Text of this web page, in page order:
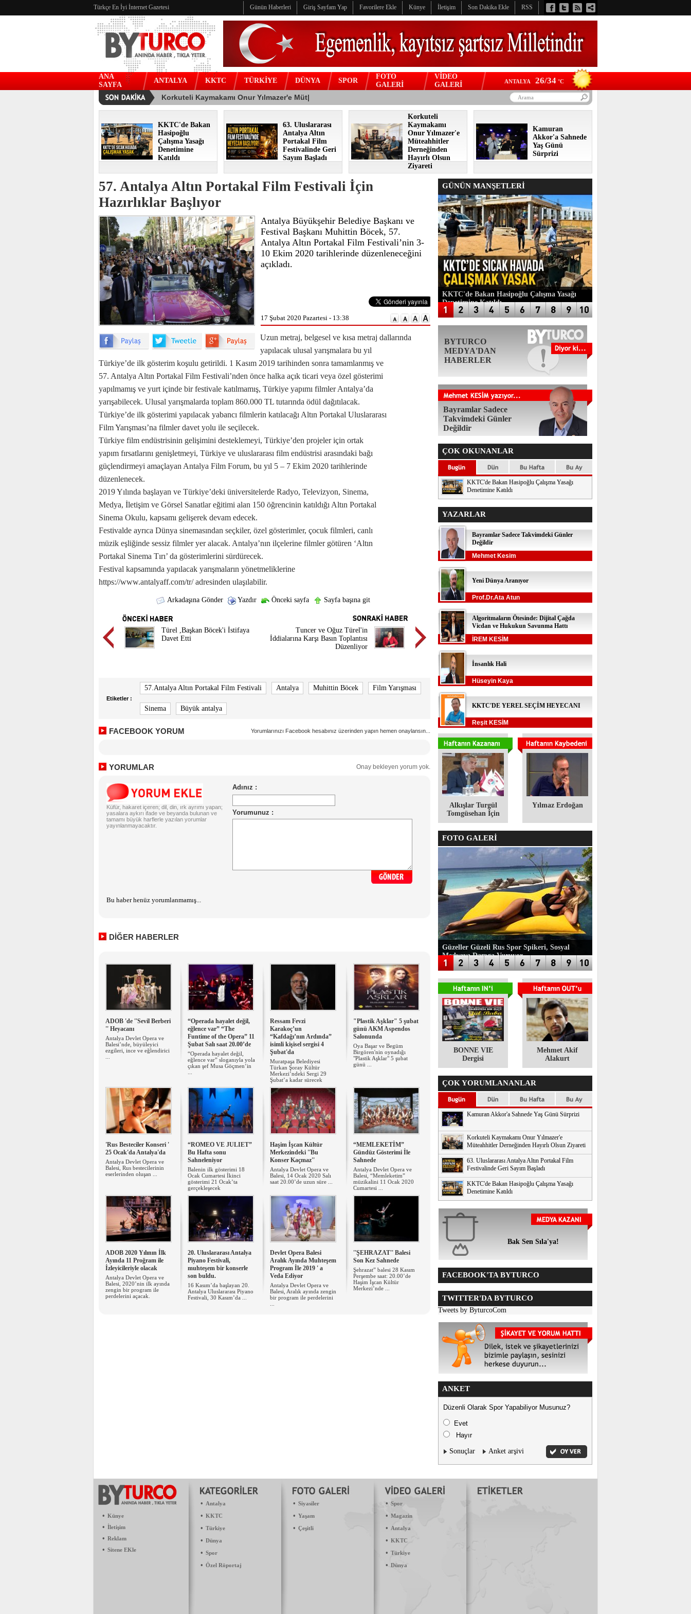
Türkçe En İyi İnternet Gazetesi Günün Haberleri Giriş Sayfam Yap Favorilere Ekle Künye İletişim Son Dakika Ekle RSS
ANA
SAYFA
ANTALYA KKTC TÜRKİYE DÜNYA SPOR
FOTO
GALERİ
VİDEO
GALERİ
ANTALYA 26/34 °C
KKTC'de Bakan
Hasipoğlu
Çalışma Yasağı
Denetimine
Katıldı
63. Uluslararası
Antalya Altın
Portakal Film
Festivalinde Geri
Sayım Başladı
Korkuteli
Kaymakamı
Onur Yılmazer'e
Müteahhitler
Derneğinden
Hayırlı Olsun
Ziyareti
Kamuran
Akkor'a Sahnede
Yaş Günü
Sürprizi
57. Antalya Altın Portakal Film Festivali İçin
Hazırlıklar Başlıyor
Antalya Büyükşehir Belediye Başkanı ve
Festival Başkanı Muhittin Böcek, 57.
Antalya Altın Portakal Film Festivali’nin 3-
10 Ekim 2020 tarihlerinde düzenleneceğini
açıkladı.
17 Şubat 2020 Pazartesi - 13:38
Uzun metraj, belgesel ve kısa metraj dallarında
yapılacak ulusal yarışmalara bu yıl
Türkiye’de ilk gösterim koşulu getirildi. 1 Kasım 2019 tarihinden sonra tamamlanmış ve
57. Antalya Altın Portakal Film Festivali’nden önce halka açık ticari veya özel gösterimi
yapılmamış ve yurt içinde bir festivale katılmamış, Türkiye yapımı filmler Antalya’da
yarışabilecek. Ulusal yarışmalarda toplam 860.000 TL tutarında ödül dağıtılacak.
Türkiye’de ilk gösterimi yapılacak yabancı filmlerin katılacağı Altın Portakal Uluslararası
Film Yarışması’na filmler davet yolu ile seçilecek.
Türkiye film endüstrisinin gelişimini desteklemeyi, Türkiye’den projeler için ortak
yapım fırsatlarını genişletmeyi, Türkiye ve uluslararası film endüstrisi arasındaki bağı
güçlendirmeyi amaçlayan Antalya Film Forum, bu yıl 5 – 7 Ekim 2020 tarihlerinde
düzenlenecek.
2019 Yılında başlayan ve Türkiye’deki üniversitelerde Radyo, Televizyon, Sinema,
Medya, İletişim ve Görsel Sanatlar eğitimi alan 150 öğrencinin katıldığı Altın Portakal
Sinema Okulu, kapsamı gelişerek devam edecek.
Festivalde ayrıca Dünya sinemasından seçkiler, özel gösterimler, çocuk filmleri, canlı
müzik eşliğinde sessiz filmler yer alacak. Antalya’nın ilçelerine filmler götüren ‘Altın
Portakal Sinema Tırı’ da gösterimlerini sürdürecek.
Festival kapsamında yapılacak yarışmaların yönetmeliklerine
https://www.antalyaff.com/tr/ adresinden ulaşılabilir.
Arkadaşına Gönder Yazdır Önceki sayfa Sayfa başına git
Türel ,Başkan Böcek'i İstifaya
Davet Etti
Tuncer ve Oğuz Türel'in
İddialarına Karşı Basın Toplantısı
Düzenliyor
Etiketler :
57.Antalya Altın Portakal Film Festivali Antalya Muhittin Böcek Film Yarışması
Sinema Büyük antalya
FACEBOOK YORUM Yorumlarınızı Facebook hesabınız üzerinden yapın hemen onaylansın...
YORUMLAR Onay bekleyen yorum yok.
Küfür, hakaret içeren; dil, din, ırk ayrımı yapan;
yasalara aykırı ifade ve beyanda bulunan ve
tamamı büyük harflerle yazılan yorumlar
yayınlanmayacaktır.
Bu haber henüz yorumlanmamış...
DİĞER HABERLER
ADOB 'de ''Sevil Berberi
'' Heyacanı
Antalya Devlet Opera ve
Balesi’nde, büyüleyici
ezgileri, ince ve eğlendirici
“Operada hayalet değil,
eğlence var” “The
Funtime of the Opera” 11
Şubat Salı saat 20.00’de
“Operada hayalet değil,
eğlence var” sloganıyla yola
çıkan şef Musa Göçmen’in
Ressam Fevzi
Karakoç’un
“Kafdağı’nın Ardında”
isimli kişisel sergisi 4
Şubat'da
Muratpaşa Belediyesi
Türkan Şoray Kültür
Merkezi’ndeki Sergi 29
Şubat’a kadar sürecek
"Plastik Aşklar" 5 şubat
günü AKM Aspendos
Salonunda
Oya Başar ve Begüm
Birgören'nin oynadığı
"Plastik Aşklar" 5 şubat
günü ...
'Rus Besteciler Konseri '
25 Ocak'da Antalya'da
Antalya Devlet Opera ve
Balesi, Rus bestecilerinin
eserlerinden oluşan ...
“ROMEO VE JULIET”
Bu Hafta sonu
Sahneleniyor
Balenin ilk gösterimi 18
Ocak Cumartesi İkinci
gösterimi 21 Ocak’ta
gerçekleşecek
Haşim İşcan Kültür
Merkezindeki ''Bu
Konser Kaçmaz''
Antalya Devlet Opera ve
Balesi, 14 Ocak 2020 Salı
saat 20.00’de uzun süre ...
“MEMLEKETİM”
Gündüz Gösterimi İle
Sahnede
Antalya Devlet Opera ve
Balesi, “Memleketim”
müzikalini 11 Ocak 2020
Cumartesi ...
ADOB 2020 Yılının İlk
Ayında 11 Proğram ile
İzleyicileriyle olacak
Antalya Devlet Opera ve
Balesi, 2020’nin ilk ayında
zengin bir program ile
perdelerini açacak.
20. Uluslararası Antalya
Piyano Festivali,
muhteşem bir konserle
son buldu.
16 Kasım’da başlayan 20.
Antalya Uluslararası Piyano
Festivali, 30 Kasım’da ...
Devlet Opera Balesi
Aralık Ayında Muhteşem
Program İle 2019 ' a
Veda Ediyor
Antalya Devlet Opera ve
Balesi, Aralık ayında zengin
bir program ile perdelerini
''ŞEHRAZAT'' Balesi
Son Kez Sahnede
Şehrazat” balesi 28 Kasım
Perşembe saat: 20.00’de
Haşim İşcan Kültür
Merkezi’nde ...
GÜNÜN MANŞETLERİ
KKTC'de Bakan Hasipoğlu Çalışma Yasağı
Denetimine Katıldı
BYTURCO
MEDYA'DAN
HABERLER
Bayramlar Sadece
Takvimdeki Günler
Değildir
ÇOK OKUNANLAR
KKTC'de Bakan Hasipoğlu Çalışma Yasağı
Denetimine Katıldı
YAZARLAR
Bayramlar Sadece Takvimdeki Günler
Değildir
Mehmet Kesim
Yeni Dünya Aranıyor
Prof.Dr.Ata Atun
Algoritmaların Ötesinde: Dijital Çağda
Vicdan ve Hukukun Savunma Hattı
İREM KESİM
İnsanlık Hali
Hüseyin Kaya
KKTC'DE YEREL SEÇİM HEYECANI
Reşit KESİM
Alkışlar Turgül
Tomgüsehan İçin
Yılmaz Erdoğan
FOTO GALERİ
Güzeller Güzeli Rus Spor Spikeri, Sosyal
Medyaya Damga Vuruyor
BONNE VIE
Dergisi
​Mehmet Akif
Alakurt
ÇOK YORUMLANANLAR
Kamuran Akkor'a Sahnede Yaş Günü Sürprizi
Korkuteli Kaymakamı Onur Yılmazer'e
Müteahhitler Derneğinden Hayırlı Olsun Ziyareti
63. Uluslararası Antalya Altın Portakal Film
Festivalinde Geri Sayım Başladı
KKTC'de Bakan Hasipoğlu Çalışma Yasağı
Denetimine Katıldı
Bak Sen Sıla'ya!
FACEBOOK'TA BYTURCO
TWITTER'DA BYTURCO
Tweets by ByturcoCom
ANKET
Düzenli Olarak Spor Yapabiliyor Musunuz?
Evet
Hayır
Sonuçlar Anket arşivi
• Künye
• İletişim
• Reklam
• Sitene EKle
• Antalya
• KKTC
• Türkiye
• Dünya
• Spor
• Özel Röportaj
• Siyasiler
• Yaşam
• Çeşitli
• Spor
• Magazin
• Antalya
• KKTC
• Türkiye
• Dünya